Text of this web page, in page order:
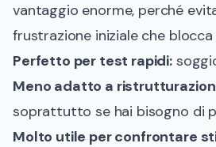
vantaggio enorme, perché
frustrazione iniziale che
Perfetto per test rapidi:
Meno adatto a
soprattutto se hai bisogno di
Molto utile per confrontare